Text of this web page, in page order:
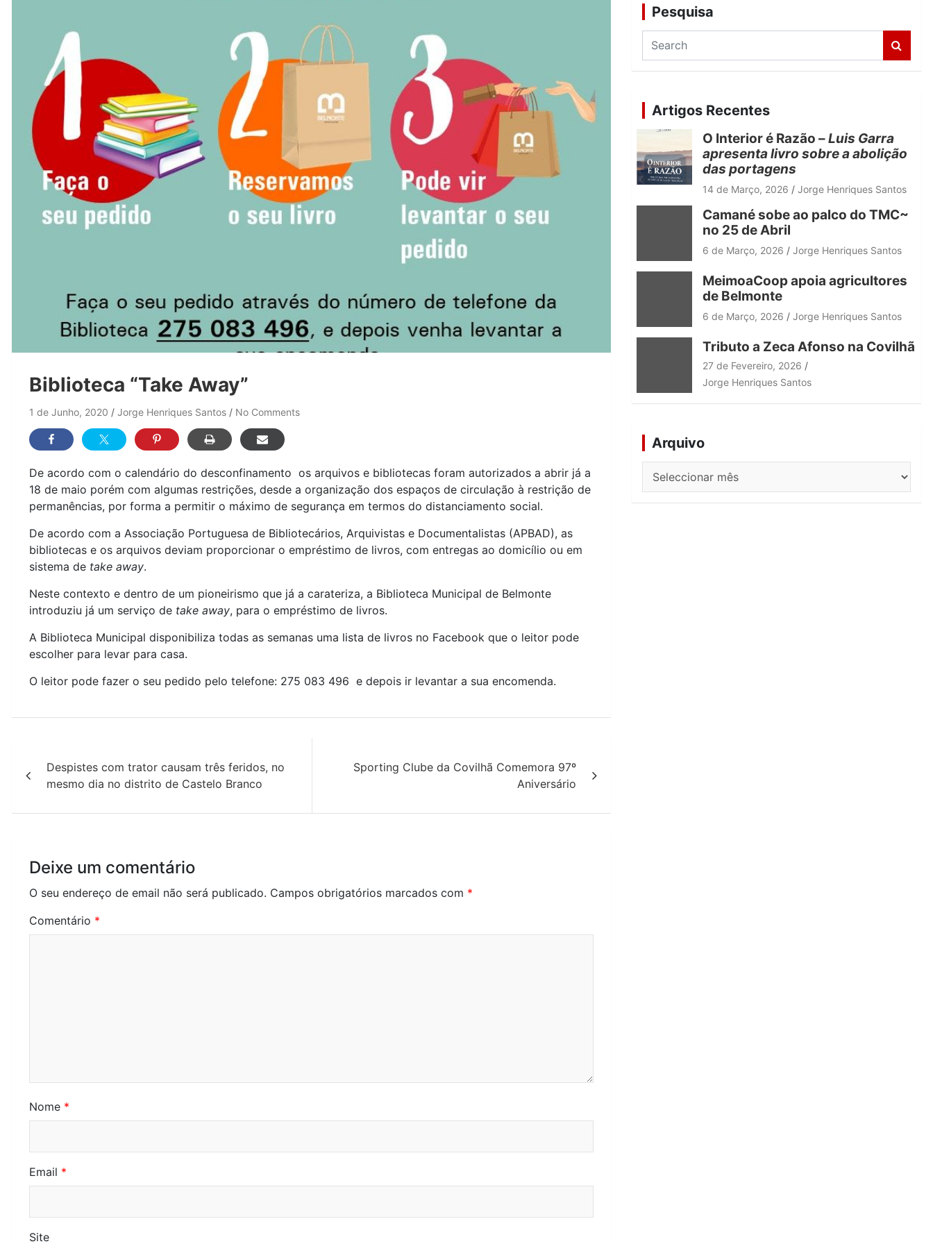
Biblioteca “Take Away”
1 de Junho, 2020 Jorge Henriques Santos No Comments
De acordo com o calendário do desconfinamento os arquivos e bibliotecas foram autorizados a abrir já a
18 de maio porém com algumas restrições, desde a organização dos espaços de circulação à restrição de
permanências, por forma a permitir o máximo de segurança em termos do distanciamento social.
De acordo com a Associação Portuguesa de Bibliotecários, Arquivistas e Documentalistas (APBAD), as
bibliotecas e os arquivos deviam proporcionar o empréstimo de livros, com entregas ao domicílio ou em
sistema de take away.
Neste contexto e dentro de um pioneirismo que já a carateriza, a Biblioteca Municipal de Belmonte
introduziu já um serviço de take away, para o empréstimo de livros.
A Biblioteca Municipal disponibiliza todas as semanas uma lista de livros no Facebook que o leitor pode
escolher para levar para casa.
O leitor pode fazer o seu pedido pelo telefone: 275 083 496 e depois ir levantar a sua encomenda.
de
Despistes com trator causam três feridos, no
mesmo dia no distrito de Castelo Branco
Sporting Clube da Covilhã Comemora 97º
Aniversário
Deixe um comentário
O seu endereço de email não será publicado. Campos obrigatórios marcados com *
Comentário *
Nome *
Email *
Site
Pesquisa
a
c
h
Artigos Recentes
O Interior é Razão –Luis Garra
apresenta livro sobre a abolição
das portagens
14 de Março, 2026 Jorge Henriques Santos
Camané sobe ao palco do TMC~
no 25 de Abril
6 de Março, 2026 Jorge Henriques Santos
MeimoaCoop apoia agricultores
de Belmonte
6 de Março, 2026 Jorge Henriques Santos
Tributo a Zeca Afonso na Covilhã
27 de Fevereiro, 2026
Jorge Henriques Santos
Arquivo